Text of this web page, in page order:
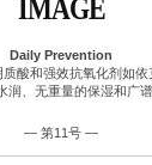
Daily Prevention
酸和强效抗氧化剂如
润、无重量的保湿和广谱
— 第11号 —